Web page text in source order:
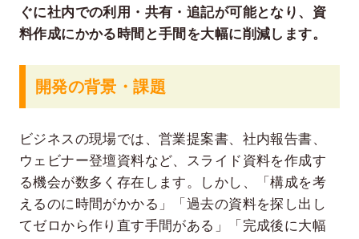
ぐに社内での利用・共有・追記が可能となり、資
料作成にかかる時間と手間を大幅に削減します。
開発の背景・課題
ビジネスの現場では、営業提案書、社内報告書、
ウェビナー登壇資料など、スライド資料を作成す
る機会が数多く存在します。しかし、「構成を考
えるのに時間がかかる」「過去の資料を探し出し
てゼロから作り直す手間がある」「完成後に大幅